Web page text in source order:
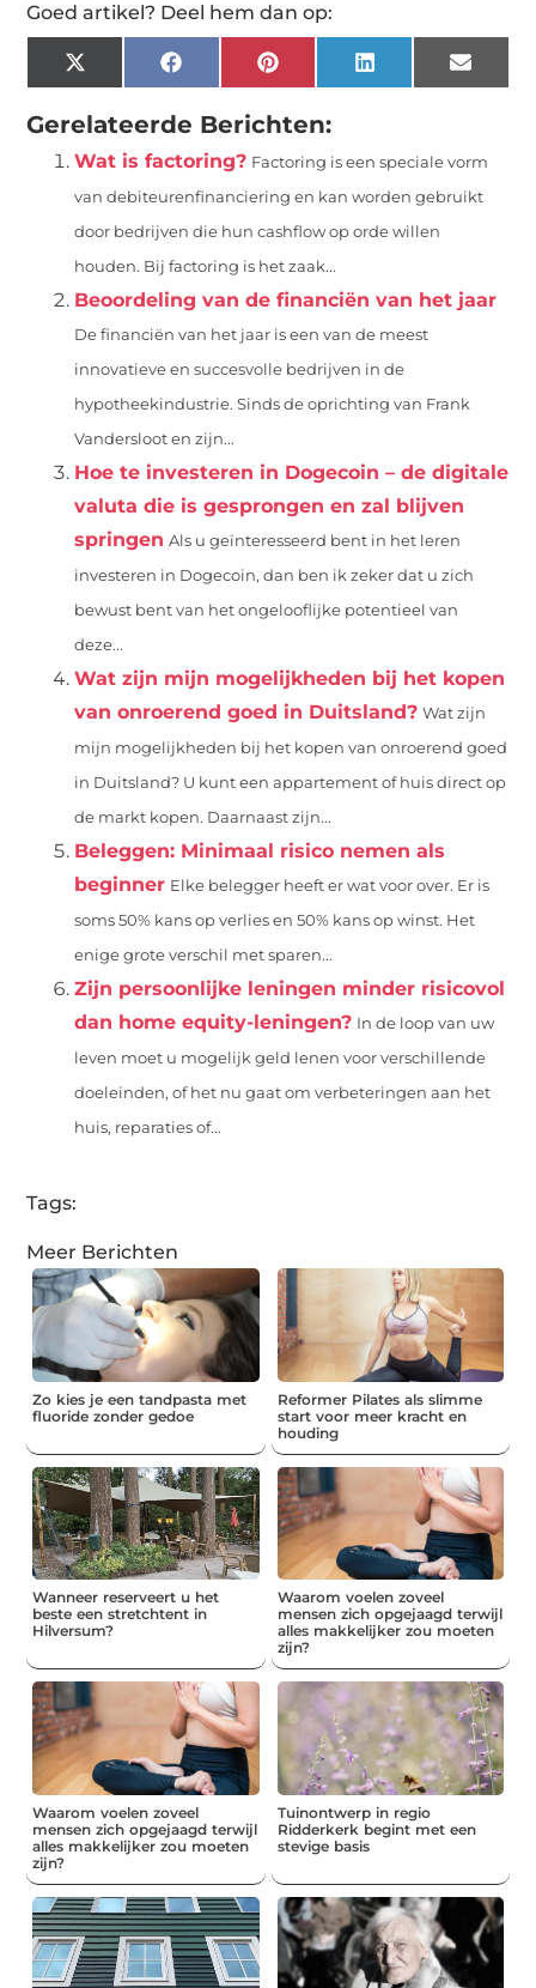
Goed artikel? Deel hem dan op:
X
(Twitter)
FacebookPinterestLinkedIn Email
Gerelateerde Berichten:
Wat is factoring? Factoring is een speciale vorm
van debiteurenfinanciering en kan worden gebruikt
door bedrijven die hun cashflow op orde willen
houden. Bij factoring is het zaak...
Beoordeling van de financiën van het jaar
De financiën van het jaar is een van de meest
innovatieve en succesvolle bedrijven in de
hypotheekindustrie. Sinds de oprichting van Frank
Vandersloot en zijn...
Hoe te investeren in Dogecoin – de digitale
valuta die is gesprongen en zal blijven
springen Als u geïnteresseerd bent in het leren
investeren in Dogecoin, dan ben ik zeker dat u zich
bewust bent van het ongelooflijke potentieel van
deze...
Wat zijn mijn mogelijkheden bij het kopen
van onroerend goed in Duitsland? Wat zijn
mijn mogelijkheden bij het kopen van onroerend goed
in Duitsland? U kunt een appartement of huis direct op
de markt kopen. Daarnaast zijn...
Beleggen: Minimaal risico nemen als
beginner Elke belegger heeft er wat voor over. Er is
soms 50% kans op verlies en 50% kans op winst. Het
enige grote verschil met sparen...
Zijn persoonlijke leningen minder risicovol
dan home equity-leningen? In de loop van uw
leven moet u mogelijk geld lenen voor verschillende
doeleinden, of het nu gaat om verbeteringen aan het
huis, reparaties of...
Tags:
Meer Berichten
Zo kies je een tandpasta met
fluoride zonder gedoe
Reformer Pilates als slimme
start voor meer kracht en
houding
Wanneer reserveert u het
beste een stretchtent in
Hilversum?
Waarom voelen zoveel
mensen zich opgejaagd terwijl
alles makkelijker zou moeten
zijn?
Waarom voelen zoveel
mensen zich opgejaagd terwijl
alles makkelijker zou moeten
zijn?
Tuinontwerp in regio
Ridderkerk begint met een
stevige basis